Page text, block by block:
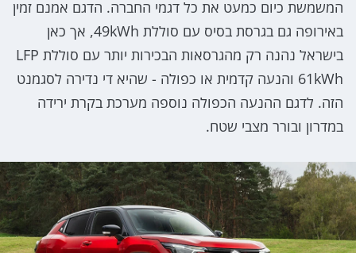
המשמשת כיום כמעט את כל דגמי החברה. הדגם אמנם זמין
באירופה גם בגרסת בסיס עם סוללת 49kWh, אך כאן
בישראל נהנה רק מהגרסאות הבכירות יותר עם סוללת LFP
61kWh והנעה קדמית או כפולה - שהיא די נדירה לסגמנט
הזה. לדגם ההנעה הכפולה נוספה מערכת בקרת ירידה
במדרון ובורר מצבי שטח.